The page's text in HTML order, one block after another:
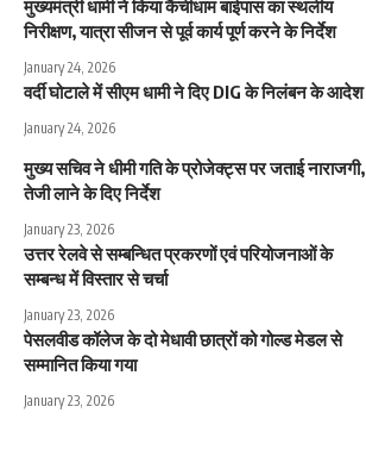
मुख्यमंत्री धामी ने किया कैंचीधाम बाईपास का स्थलीय
निरीक्षण, यात्रा सीजन से पूर्व कार्य पूर्ण करने के निर्देश
January 24, 2026
वर्दी घोटाले में सीएम धामी ने दिए DIG के निलंबन के आदेश
January 24, 2026
मुख्य सचिव ने धीमी गति के प्रोजेक्ट्स पर जताई नाराजगी,
तेजी लाने के दिए निर्देश
January 23, 2026
उत्तर रेलवे से सम्बन्धित प्रकरणों एवं परियोजनाओं के
सम्बन्ध में विस्तार से चर्चा
January 23, 2026
पेसलवीड कॉलेज के दो मेधावी छात्रों को गोल्ड मेडल से
सम्मानित किया गया
January 23, 2026